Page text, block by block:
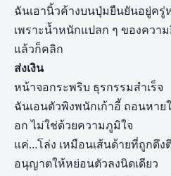
ฉันเอานิ้วค้างบนปุ่มยืนยันอยู่ครู่
เพราะน้ำหนักแปลก ๆ ของควา
แล้วก็คลิก
ส่งเงิน
หน้าจอกระพริบ ธุรกรรมสำเร็จ
ฉันเอนตัวพิงพนักเก้าอี้ ถอนหาย
อก ไม่ใช่ด้วยความภูมิใจ
แค่…โล่ง เหมือนเส้นด้ายที่ถูกดึง
อนุญาตให้หย่อนตัวลงนิดเดียว